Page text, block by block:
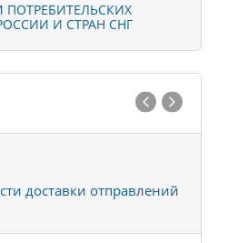
ПОТРЕБИТЕЛЬСКИХ
И СТРАН СНГ
доставки отправлений